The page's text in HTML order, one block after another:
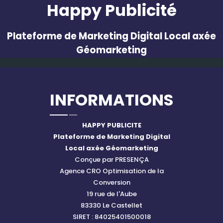
Happy Publicité
Plateforme de Marketing Digital Local axée
Géomarketing
INFORMATIONS
HAPPY PUBLICITE
Plateforme de Marketing Digital
Local axée Géomarketing
Conçue par PRESENÇA
Agence CRO Optimisation de la
Conversion
19 rue de l'Aube
83330 Le Castellet
SIRET : 84025401500018